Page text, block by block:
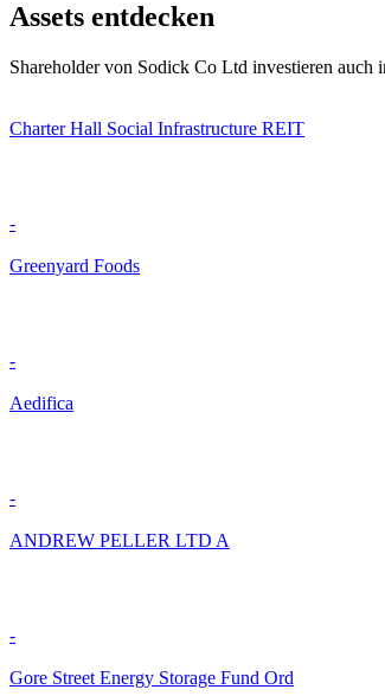
Assets entdecken
Shareholder von Sodick Co Ltd investieren auch
Charter Hall Social Infrastructure REIT
-
Greenyard Foods
-
Aedifica
-
ANDREW PELLER LTD A
-
Gore Street Energy Storage Fund Ord